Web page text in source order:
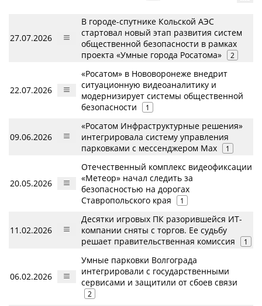
27.07.2026
В городе-спутнике Кольской АЭС
стартовал новый этап развития систем
общественной безопасности в рамках
проекта «Умные города Росатома»
2
22.07.2026
«Росатом» в Нововоронеже внедрит
ситуационную видеоаналитику и
модернизирует системы общественной
безопасности
1
09.06.2026
«Росатом Инфраструктурные решения»
интегрировала систему управления
парковками с мессенджером Max
1
20.05.2026
Отечественный комплекс видеофиксации
«Метеор» начал следить за
безопасностью на дорогах
Ставропольского края
1
11.02.2026
Десятки игровых ПК разорившейся ИТ-
компании сняты с торгов. Ее судьбу
решает правительственная комиссия
1
06.02.2026
Умные парковки Волгограда
интегрировали с государственными
сервисами и защитили от сбоев связи
2